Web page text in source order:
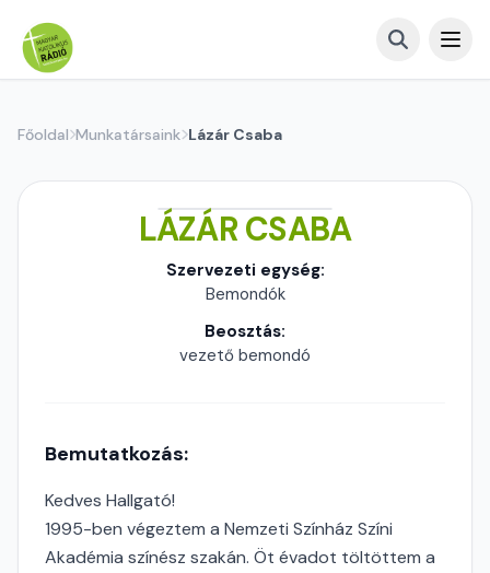
Főoldal Munkatársaink Lázár Csaba
LÁZÁR CSABA
Szervezeti egység:
Bemondók
Beosztás:
vezető bemondó
Bemutatkozás:
Kedves Hallgató!
1995-ben végeztem a Nemzeti Színház Színi
Akadémia színész szakán. Öt évadot töltöttem a